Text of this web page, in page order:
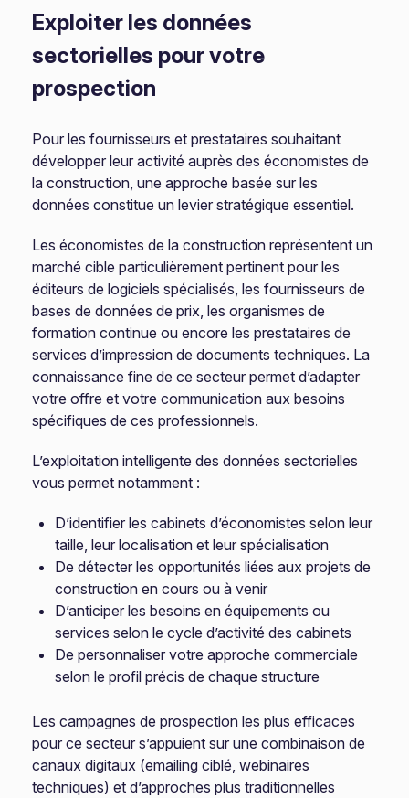
Exploiter les données
sectorielles pour votre
prospection
Pour les fournisseurs et prestataires souhaitant
développer leur activité auprès des économistes de
la construction, une approche basée sur les
données constitue un levier stratégique essentiel.
Les économistes de la construction représentent un
marché cible particulièrement pertinent pour les
éditeurs de logiciels spécialisés, les fournisseurs de
bases de données de prix, les organismes de
formation continue ou encore les prestataires de
services d’impression de documents techniques. La
connaissance fine de ce secteur permet d’adapter
votre offre et votre communication aux besoins
spécifiques de ces professionnels.
L’exploitation intelligente des données sectorielles
vous permet notamment :
D’identifier les cabinets d’économistes selon leur
taille, leur localisation et leur spécialisation
De détecter les opportunités liées aux projets de
construction en cours ou à venir
D’anticiper les besoins en équipements ou
services selon le cycle d’activité des cabinets
De personnaliser votre approche commerciale
selon le profil précis de chaque structure
Les campagnes de prospection les plus efficaces
pour ce secteur s’appuient sur une combinaison de
canaux digitaux (emailing ciblé, webinaires
techniques) et d’approches plus traditionnelles